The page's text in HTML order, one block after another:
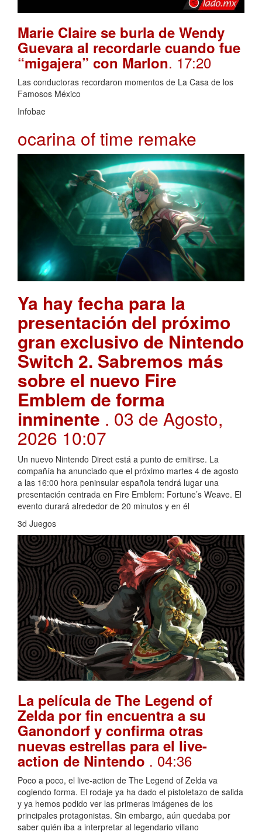
Marie Claire se burla de Wendy
Guevara al recordarle cuando fue
“migajera” con Marlon. 17:20
Las conductoras recordaron momentos de La Casa de los
Famosos México
Infobae
ocarina of time remake
Ya hay fecha para la
presentación del próximo
gran exclusivo de Nintendo
Switch 2. Sabremos más
sobre el nuevo Fire
Emblem de forma
inminente . 03 de Agosto,
2026 10:07
Un nuevo Nintendo Direct está a punto de emitirse. La
compañía ha anunciado que el próximo martes 4 de agosto
a las 16:00 hora peninsular española tendrá lugar una
presentación centrada en Fire Emblem: Fortune’s Weave. El
evento durará alrededor de 20 minutos y en él
3d Juegos
La película de The Legend of
Zelda por fin encuentra a su
Ganondorf y confirma otras
nuevas estrellas para el live-
action de Nintendo . 04:36
Poco a poco, el live-action de The Legend of Zelda va
cogiendo forma. El rodaje ya ha dado el pistoletazo de salida
y ya hemos podido ver las primeras imágenes de los
principales protagonistas. Sin embargo, aún quedaba por
saber quién iba a interpretar al legendario villano